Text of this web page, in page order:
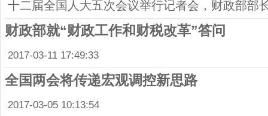
十二届全国人大五次会议举行记者会，财政部部
财政部就“财政工作和财税改革”答问
2017-03-11 17:49:33
全国两会将传递宏观调控新思路
2017-03-05 10:13:54